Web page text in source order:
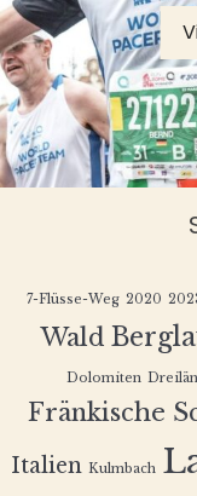
7-Flüsse-Weg 2020
Wald
Dolomiten
Fränkische
Italien Kulmbach